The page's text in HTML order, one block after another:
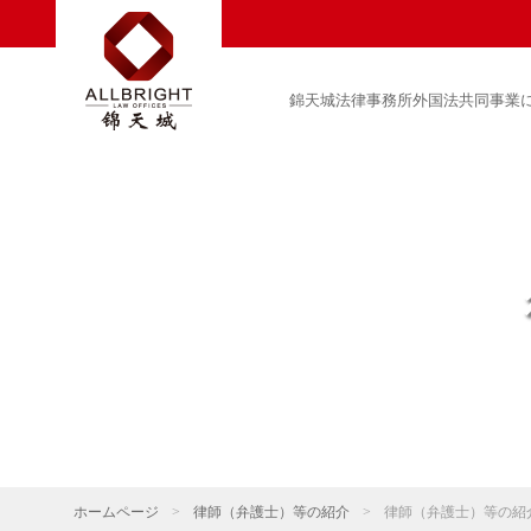
錦天城法律事務所外国法共同事業
ホームページ > 律師（弁護士）等の紹介 > 律師（弁護士）等の紹